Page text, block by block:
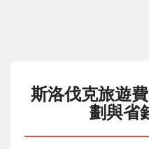
斯洛伐克旅遊
劃與省